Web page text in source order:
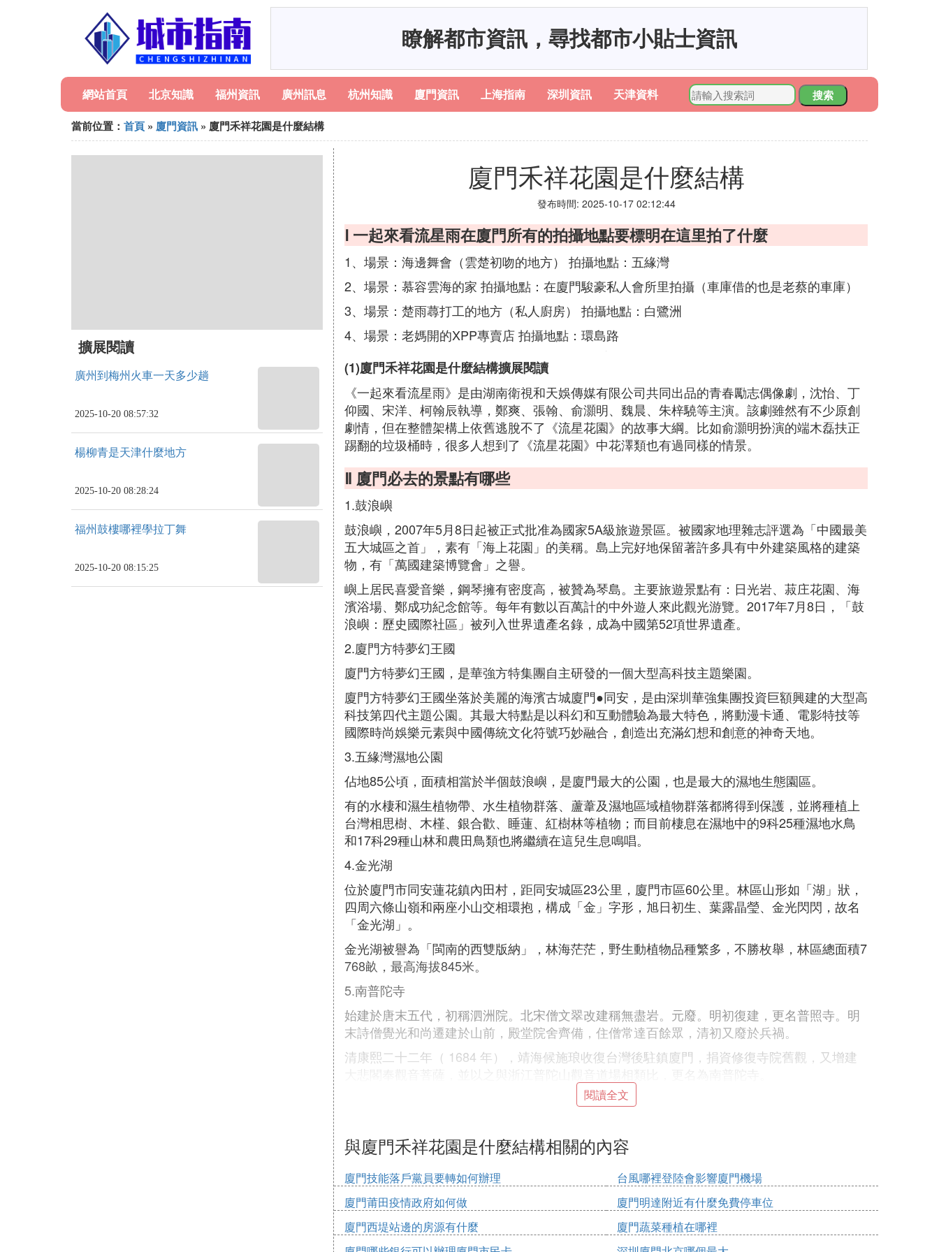
瞭解都市資訊，尋找都市小貼士資訊
網站首頁 北京知識 福州資訊 廣州訊息 杭州知識 廈門資訊 上海指南 深圳資訊 天津資料
搜索
當前位置： 首頁 » 廈門資訊 » 廈門禾祥花園是什麼結構
擴展閱讀
廣州到梅州火車一天多少趟
2025-10-20 08:57:32
楊柳青是天津什麼地方
2025-10-20 08:28:24
福州鼓樓哪裡學拉丁舞
2025-10-20 08:15:25
廈門禾祥花園是什麼結構
發布時間: 2025-10-17 02:12:44
Ⅰ 一起來看流星雨在廈門所有的拍攝地點要標明在這里拍了什麼
1、場景：海邊舞會（雲楚初吻的地方） 拍攝地點：五緣灣
2、場景：慕容雲海的家 拍攝地點：在廈門駿豪私人會所里拍攝（車庫借的也是老蔡的車庫）
3、場景：楚雨蕁打工的地方（私人廚房） 拍攝地點：白鷺洲
4、場景：老媽開的XPP專賣店 拍攝地點：環島路
(1)廈門禾祥花園是什麼結構擴展閱讀
《一起來看流星雨》是由湖南衛視和天娛傳媒有限公司共同出品的青春勵志偶像劇，沈怡、丁
仰國、宋洋、柯翰辰執導，鄭爽、張翰、俞灝明、魏晨、朱梓驍等主演。該劇雖然有不少原創
劇情，但在整體架構上依舊逃脫不了《流星花園》的故事大綱。比如俞灝明扮演的端木磊扶正
踢翻的垃圾桶時，很多人想到了《流星花園》中花澤類也有過同樣的情景。
Ⅱ 廈門必去的景點有哪些
1.鼓浪嶼
鼓浪嶼，2007年5月8日起被正式批准為國家5A級旅遊景區。被國家地理雜志評選為「中國最美
五大城區之首」，素有「海上花園」的美稱。島上完好地保留著許多具有中外建築風格的建築
物，有「萬國建築博覽會」之譽。
嶼上居民喜愛音樂，鋼琴擁有密度高，被贊為琴島。主要旅遊景點有：日光岩、菽庄花園、海
濱浴場、鄭成功紀念館等。每年有數以百萬計的中外遊人來此觀光游覽。2017年7月8日，「鼓
浪嶼：歷史國際社區」被列入世界遺產名錄，成為中國第52項世界遺產。
2.廈門方特夢幻王國
廈門方特夢幻王國，是華強方特集團自主研發的一個大型高科技主題樂園。
廈門方特夢幻王國坐落於美麗的海濱古城廈門●同安，是由深圳華強集團投資巨額興建的大型高
科技第四代主題公園。其最大特點是以科幻和互動體驗為最大特色，將動漫卡通、電影特技等
國際時尚娛樂元素與中國傳統文化符號巧妙融合，創造出充滿幻想和創意的神奇天地。
3.五緣灣濕地公園
佔地85公頃，面積相當於半個鼓浪嶼，是廈門最大的公園，也是最大的濕地生態園區。
有的水棲和濕生植物帶、水生植物群落、蘆葦及濕地區域植物群落都將得到保護，並將種植上
台灣相思樹、木槿、銀合歡、睡蓮、紅樹林等植物；而目前棲息在濕地中的9科25種濕地水鳥
和17科29種山林和農田鳥類也將繼續在這兒生息鳴唱。
4.金光湖
位於廈門市同安蓮花鎮內田村，距同安城區23公里，廈門市區60公里。林區山形如「湖」狀，
四周六條山嶺和兩座小山交相環抱，構成「金」字形，旭日初生、葉露晶瑩、金光閃閃，故名
「金光湖」。
金光湖被譽為「閩南的西雙版納」，林海茫茫，野生動植物品種繁多，不勝枚舉，林區總面積7
768畝，最高海拔845米。
5.南普陀寺
始建於唐末五代，初稱泗洲院。北宋僧文翠改建稱無盡岩。元廢。明初復建，更名普照寺。明
末詩僧覺光和尚遷建於山前，殿堂院舍齊備，住僧常達百餘眾，清初又廢於兵禍。
清康熙二十二年（ 1684 年），靖海候施琅收復台灣後駐鎮廈門，捐資修復寺院舊觀，又增建
此後數百年來，經歷代主持景峰、省己、喜參諸和尚多次重修擴建，至民國初年，已構成三殿
(2)廈門禾祥花園是什麼結構擴展閱讀
鼓浪嶼的文化傳播
從19世紀中葉起，伴隨著基督教的傳播，西方音樂開始涌進鼓浪嶼，與鼓浪嶼優雅的人居環境
相融合，造就了鼓浪嶼今日的音樂傳統，培養出周淑安、林俊卿、殷承宗、陳佐煌、許斐平等
一大批傑出的音樂家。
閱讀全文
與廈門禾祥花園是什麼結構相關的內容
廈門技能落戶黨員要轉如何辦理
台風哪裡登陸會影響廈門機場
廈門莆田疫情政府如何做
廈門明達附近有什麼免費停車位
廈門西堤站邊的房源有什麼
廈門蔬菜種植在哪裡